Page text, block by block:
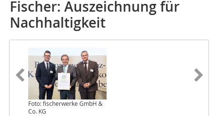
Fischer: Auszeichnung für
Nachhaltigkeit
Foto: fischerwerke GmbH &
Co. KG